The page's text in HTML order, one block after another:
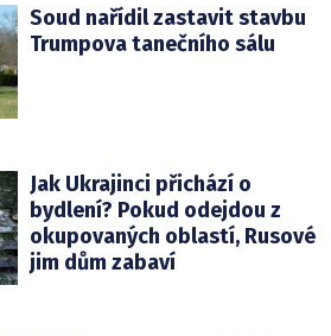
Soud nařídil zastavit stavbu
Trumpova tanečního sálu
Jak Ukrajinci přichází o
bydlení? Pokud odejdou z
okupovaných oblastí, Rusové
jim dům zabaví